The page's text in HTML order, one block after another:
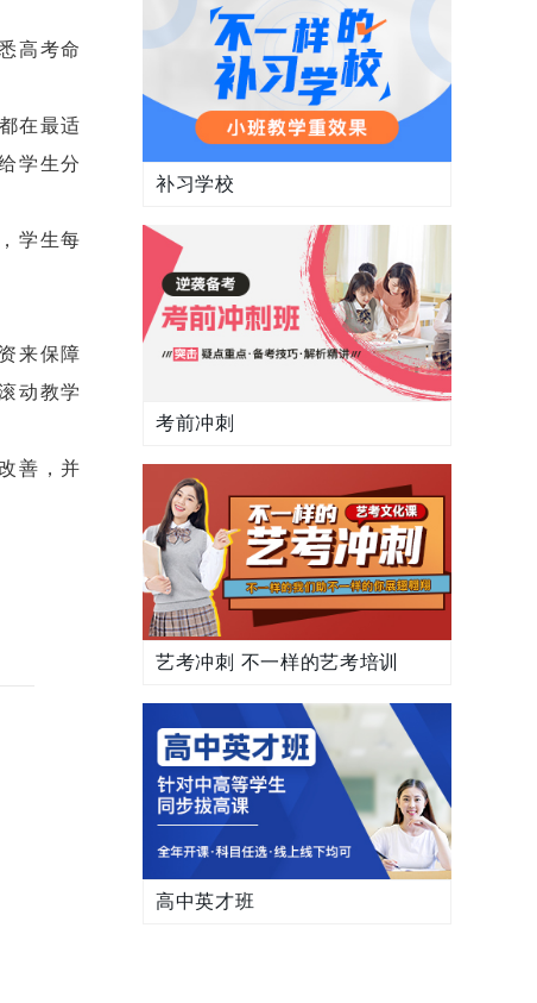
高考命
在最适
学生分
学生每
来保障
动教学
善，并
补习学校
考前冲刺
艺考冲刺 不一样的艺考培训
高中英才班